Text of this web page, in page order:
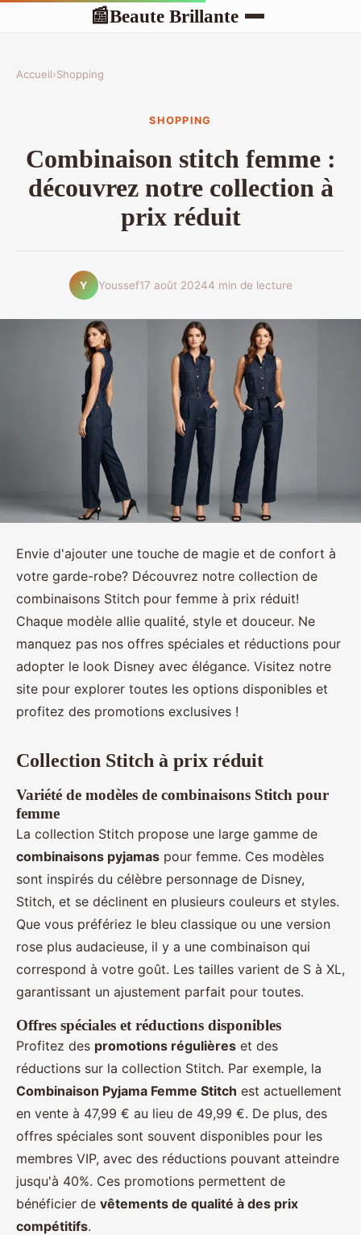
📰Beaute Brillante
Accueil›Shopping
SHOPPING
Combinaison stitch femme :
découvrez notre collection à
prix réduit
Y Youssef17 août 20244 min de lecture
Envie d'ajouter une touche de magie et de confort à
votre garde-robe? Découvrez notre collection de
combinaisons Stitch pour femme à prix réduit!
Chaque modèle allie qualité, style et douceur. Ne
manquez pas nos offres spéciales et réductions pour
adopter le look Disney avec élégance. Visitez notre
site pour explorer toutes les options disponibles et
profitez des promotions exclusives !
Collection Stitch à prix réduit
Variété de modèles de combinaisons Stitch pour
femme
La collection Stitch propose une large gamme de
combinaisons pyjamas pour femme. Ces modèles
sont inspirés du célèbre personnage de Disney,
Stitch, et se déclinent en plusieurs couleurs et styles.
Que vous préfériez le bleu classique ou une version
rose plus audacieuse, il y a une combinaison qui
correspond à votre goût. Les tailles varient de S à XL,
garantissant un ajustement parfait pour toutes.
Offres spéciales et réductions disponibles
Profitez des promotions régulières et des
réductions sur la collection Stitch. Par exemple, la
Combinaison Pyjama Femme Stitch est actuellement
en vente à 47,99 € au lieu de 49,99 €. De plus, des
offres spéciales sont souvent disponibles pour les
membres VIP, avec des réductions pouvant atteindre
jusqu'à 40%. Ces promotions permettent de
bénéficier de vêtements de qualité à des prix
compétitifs.